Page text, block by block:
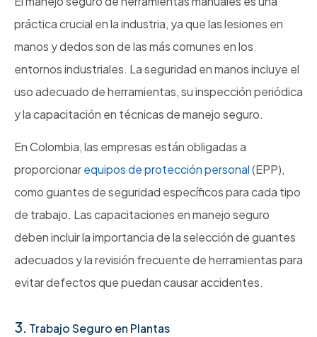
práctica crucial en la industria, ya que las lesiones en
manos y dedos son de las más comunes en los
entornos industriales. La seguridad en manos incluye el
uso adecuado de herramientas, su inspección periódica
y la capacitación en técnicas de manejo seguro.
En Colombia, las empresas están obligadas a
proporcionarequipos de protección personal(EPP),
como guantes de seguridad específicos para cada tipo
de trabajo. Las capacitaciones en manejo seguro
deben incluir la importancia de la selección de guantes
adecuados y la revisión frecuente de herramientas para
evitar defectos que puedan causar accidentes.
3. Trabajo Seguro en Plantas